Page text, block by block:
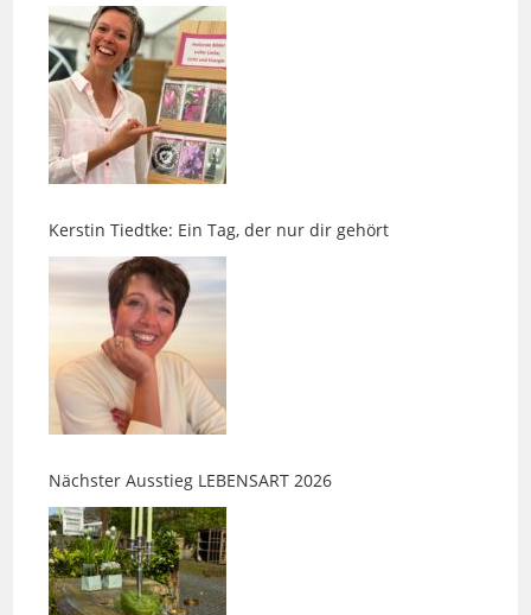
Kerstin Tiedtke: Ein Tag, der nur dir gehört
Nächster Ausstieg LEBENSART 2026